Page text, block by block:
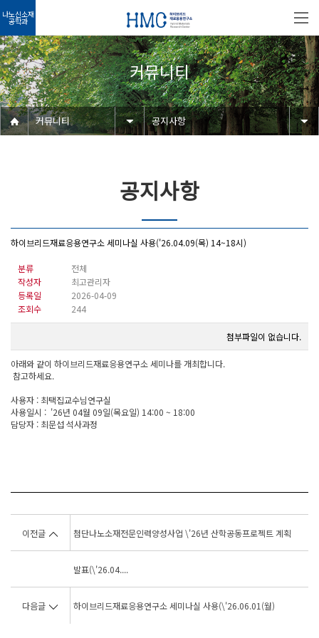
나노신소재
공학과
커뮤니티
커뮤니티 공지사항
공지사항
하이브리드재료응용연구소 세미나실 사용('26.04.09(목) 14~18시)
분류
전체
작성자
최고관리자
등록일
2026-04-09
조회수
244
첨부파일이 없습니다.
아래와 같이 하이브리드재료응용연구소 세미나를 개최합니다.
참고하세요.
사용자 : 최택집교수님연구실
사용일시 : '26년 04월 09일(목요일) 14:00 ~ 18:00
담당자 : 최문섭 석사과정
이전글 첨단나노소재전문인력양성사업 \'26년 산학공동프로젝트 계획
발표(\'26.04....
다음글 하이브리드재료응용연구소 세미나실 사용(\'26.06.01(월)